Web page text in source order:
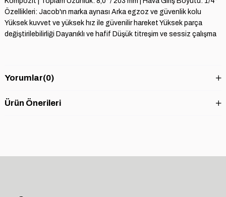
Özellikleri: Jacob'ın marka aynası Arka egzoz ve güvenlik kolu
Yüksek kuvvet ve yüksek hız ile güvenilir hareket Yüksek parça
değiştirilebilirliği Dayanıklı ve hafif Düşük titreşim ve sessiz çalışma
Yorumlar(0)
Ürün Önerileri